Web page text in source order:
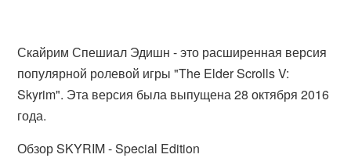
Скайрим Спешиал Эдишн - это расширенная версия
популярной ролевой игры "The Elder Scrolls V:
Skyrim". Эта версия была выпущена 28 октября 2016
года.
Обзор SKYRIM - Special Edition